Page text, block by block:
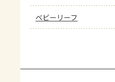
ベビーリーフ